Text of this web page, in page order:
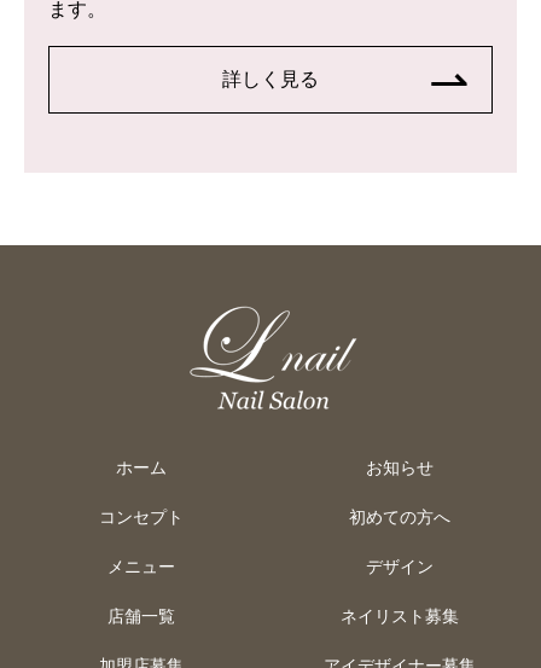
ます。
詳しく見る
ホーム
コンセプト
メニュー
店舗一覧
お知らせ
初めての方へ
デザイン
ネイリスト募集